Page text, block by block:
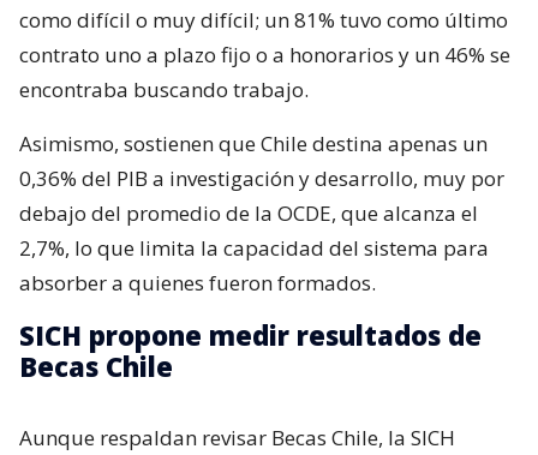
como difícil o muy difícil; un 81% tuvo como último
contrato uno a plazo fijo o a honorarios y un 46% se
encontraba buscando trabajo.
Asimismo, sostienen que Chile destina apenas un
0,36% del PIB a investigación y desarrollo, muy por
debajo del promedio de la OCDE, que alcanza el
2,7%, lo que limita la capacidad del sistema para
absorber a quienes fueron formados.
SICH propone medir resultados de
Becas Chile
Aunque respaldan revisar Becas Chile, la SICH